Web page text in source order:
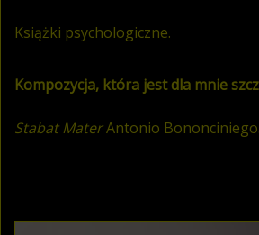
Książki psychologiczne.
Kompozycja, która jest dla mnie
Stabat MaterAntonio Bononciniego.